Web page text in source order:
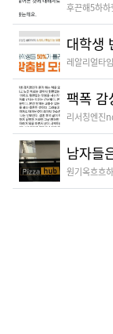
후끈해5하하
대학생
레알리얼타
팩폭 감
리서칭엔진
남자들
원기옥흐흐